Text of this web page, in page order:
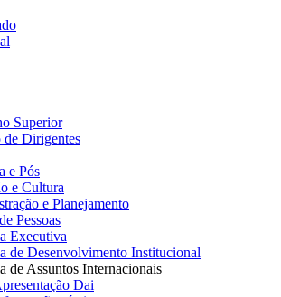
Superior
de Dirigentes
e Pós
e Cultura
e Planejamento
Pessoas
Executiva
de Desenvolvimento Institucional
de Assuntos Internacionais
Dai